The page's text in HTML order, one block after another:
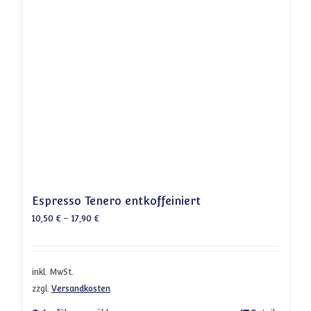
Espresso Tenero entkoffeiniert
10,50 €– 17,90 €
inkl. MwSt.
zzgl. Versandkosten